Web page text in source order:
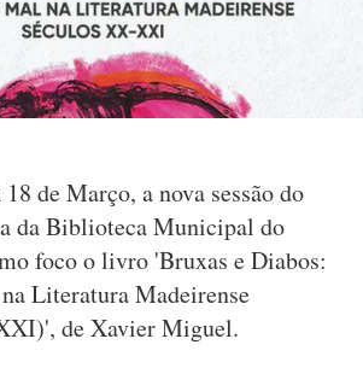
de Março, a nova sessão do
da Biblioteca Municipal do
foco o livro 'Bruxas e Diabos:
Literatura Madeirense
de Xavier Miguel.